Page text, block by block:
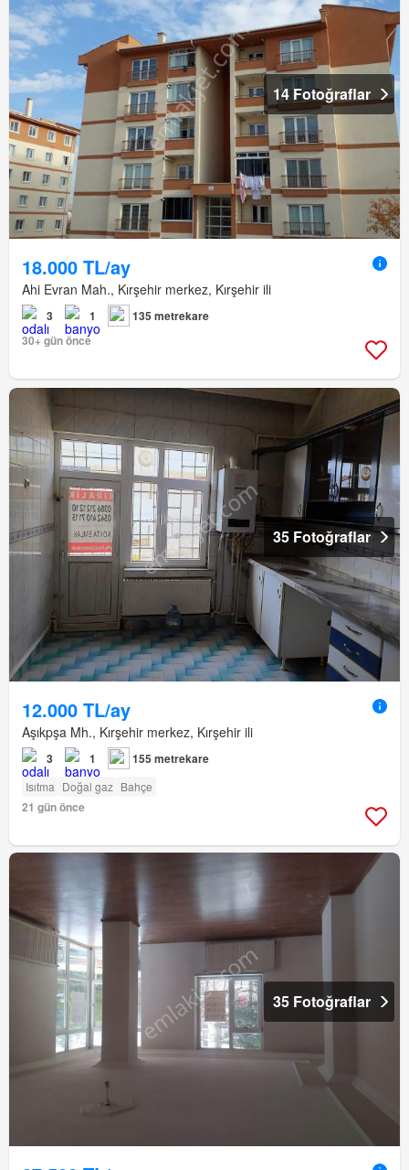
14 Fotoğraflar
18.000 TL/ay
Ahi Evran Mah., Kırşehir merkez, Kırşehir ili
3 1
135 metrekare
30+ gün önce
35 Fotoğraflar
12.000 TL/ay
Aşıkpşa Mh., Kırşehir merkez, Kırşehir ili
3 1 155 metrekare
Isıtma Doğal gaz Bahçe
21 gün önce
35 Fotoğraflar